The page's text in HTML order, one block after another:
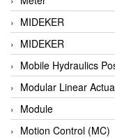
Baumer
Baumuller Vietnam
Baykee
BBC Bircher Smart
BCS ITALY
BEA SENSORS
MIDEKER
MIDEKER
Mobile Hydraulics
Modular Linear
Module
Motion Control (MC)